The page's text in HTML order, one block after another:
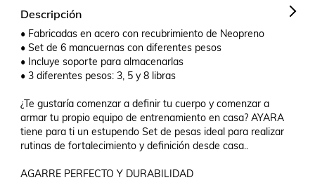
Descripción
• Fabricadas en acero con recubrimiento de Neopreno
• Set de 6 mancuernas con diferentes pesos
• Incluye soporte para almacenarlas
• 3 diferentes pesos: 3, 5 y 8 libras
¿Te gustaría comenzar a definir tu cuerpo y comenzar a
armar tu propio equipo de entrenamiento en casa? AYARA
tiene para ti un estupendo Set de pesas ideal para realizar
rutinas de fortalecimiento y definición desde casa..
AGARRE PERFECTO Y DURABILIDAD